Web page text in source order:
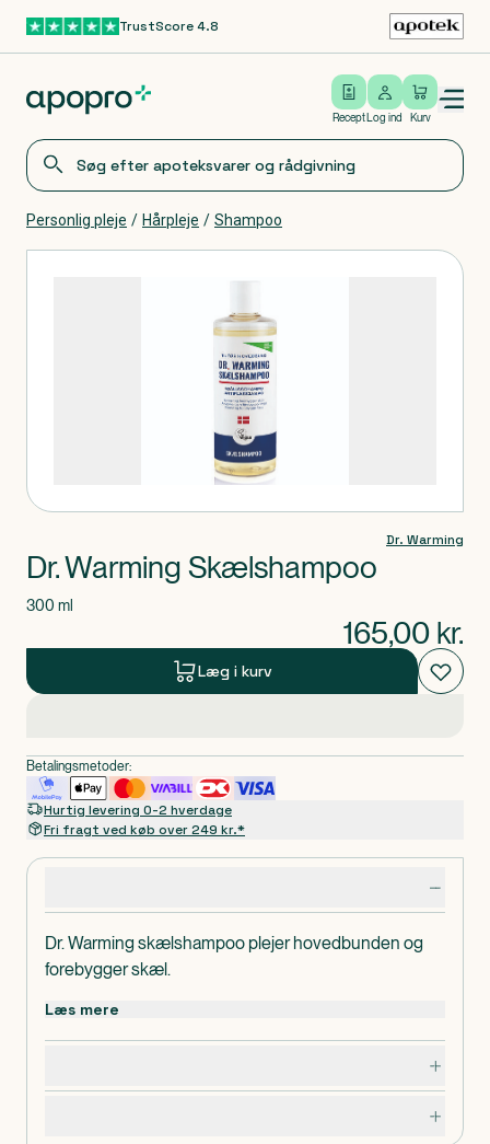
Gå til hovedindholdTrustScore 4.8
Recept
Log ind
Log ind Kurv
Open/close menu
Personlig pleje / Hårpleje / Shampoo
Dr. Warming skælshampoo plejer hovedbunden og
forebygger skæl.
Læs mere
Dr. Warming
Dr. Warming Skælshampoo
300 ml
165,00 kr.
Læg i kurv
Betalingsmetoder:
Hurtig levering 0-2 hverdage
Fri fragt ved køb over 249 kr.*